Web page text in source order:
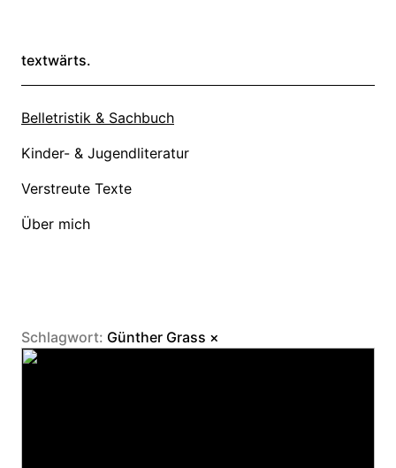
textwärts.
Belletristik & Sachbuch
Kinder- & Jugendliteratur
Verstreute Texte
Über mich
Schlagwort: Günther Grass ×